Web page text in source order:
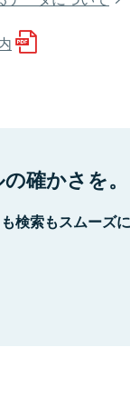
確かさを。
検索もスムーズ